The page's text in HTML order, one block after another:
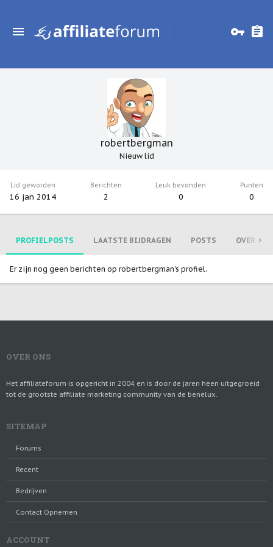
robertbergman
Nieuw lid
Lid geworden
16 jan 2014
Berichten
2
Leuk bevonden
0
Punten
0
PROFIELPOSTS LAATSTE BIJDRAGEN POSTS OVER MIJ
Er zijn nog geen berichten op robertbergman's profiel.
OVER ONS
Het affiliateforum is opgericht in 2004 en is door de jaren heen uitgegroeid
tot de grootste affiliate marketing community van de benelux.
SITEMAP
Forums
Recent
Bedrijven
Contact Opnemen
ACCOUNT